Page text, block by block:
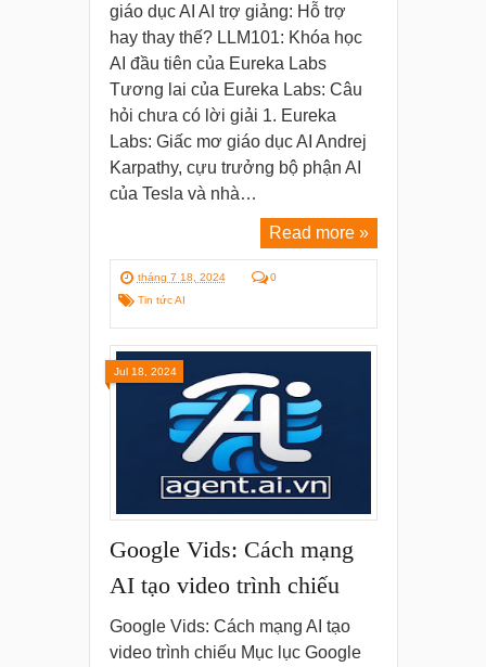
giáo dục AI AI trợ giảng: Hỗ trợ
hay thay thế? LLM101: Khóa học
AI đầu tiên của Eureka Labs
Tương lai của Eureka Labs: Câu
hỏi chưa có lời giải 1. Eureka
Labs: Giấc mơ giáo dục AI Andrej
Karpathy, cựu trưởng bộ phận AI
của Tesla và nhà…
Read more »
tháng 7 18, 2024
0
Tin tức AI
Google Vids: Cách mạng
AI tạo video trình chiếu
Google Vids: Cách mạng AI tạo
video trình chiếu Mục lục Google
Jul 18, 2024